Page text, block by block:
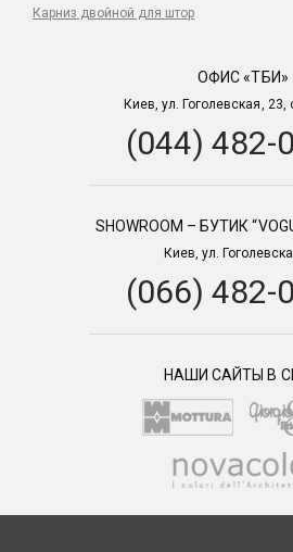
Карниз двойной для штор
ОФИС «ТБИ»
Киев, ул. Гоголевская, 23,
(044) 482-
SHOWROOM – БУТИК
Киев, ул.
(066) 482-
НАШИ САЙТЫ В